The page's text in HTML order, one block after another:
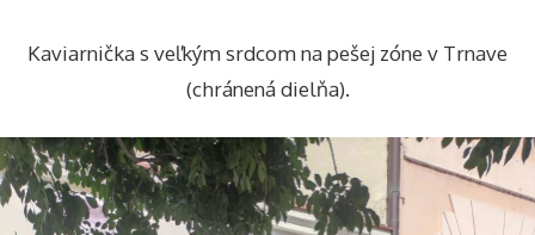
Kaviarnička s veľkým srdcom na pešej zóne v Trnave
(chránená dielňa).